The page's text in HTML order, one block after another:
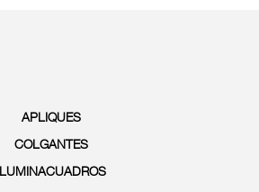
APLIQUES
COLGANTES
ILUMINACUADROS